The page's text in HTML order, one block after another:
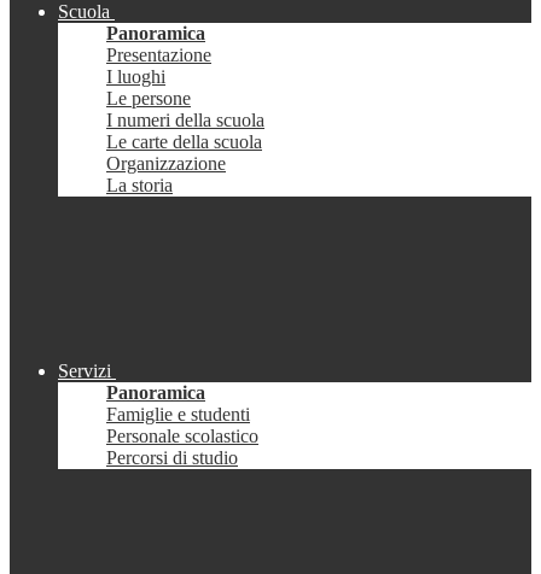
Scuola
Panoramica
Presentazione
I luoghi
Le persone
I numeri della scuola
Le carte della scuola
Organizzazione
La storia
Servizi
Panoramica
Famiglie e studenti
Personale scolastico
Percorsi di studio